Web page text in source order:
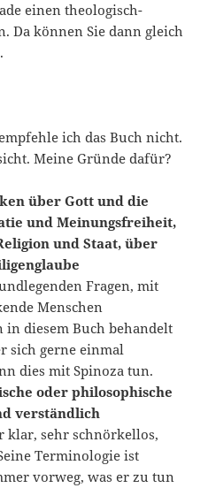
einen theologisch-
Da können Sie dann gleich
ich das Buch nicht.
Meine Gründe dafür?
über Gott und die
und Meinungsfreiheit,
und Staat, über
Fragen, mit
Menschen
in diesem Buch behandelt
sich gerne einmal
dies mit Spinoza tun.
oder philosophische
verständlich
klar, sehr schnörkellos,
Terminologie ist
vorweg, was er zu tun